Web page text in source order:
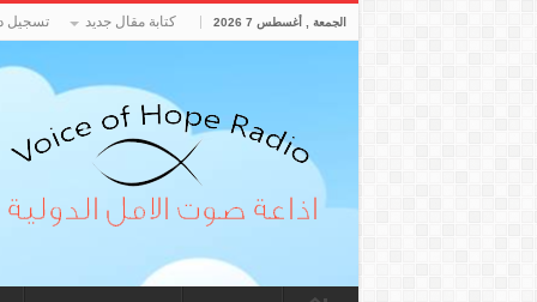
الجمعة , أغسطس 7 2026 كتابة مقال جديد تسجيل